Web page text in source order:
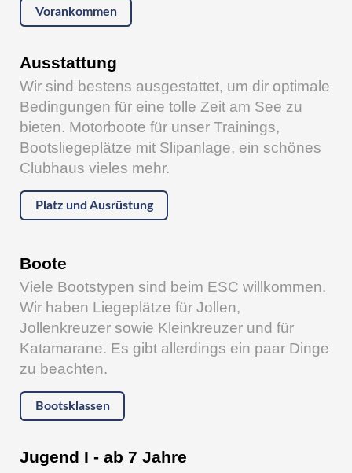
Vorankommen
Ausstattung
Wir sind bestens ausgestattet, um dir optimale
Bedingungen für eine tolle Zeit am See zu
bieten. Motorboote für unser Trainings,
Bootsliegeplätze mit Slipanlage, ein schönes
Clubhaus vieles mehr.
Platz und Ausrüstung
Boote
Viele Bootstypen sind beim ESC willkommen.
Wir haben Liegeplätze für Jollen,
Jollenkreuzer sowie Kleinkreuzer und für
Katamarane. Es gibt allerdings ein paar Dinge
zu beachten.
Bootsklassen
Jugend I - ab 7 Jahre